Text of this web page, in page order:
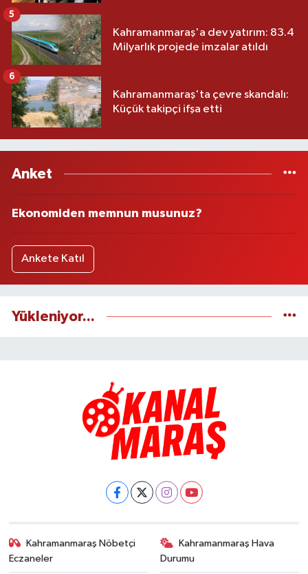
Kahramanmaraş'a dev yatırım: 83.4
Milyarlık projede imzalar atıldı
5
Kahramanmaraş'ta çevre skandalı:
Küçük takipçi ifşa etti
6
Anket
Ekonomiden memnun musunuz?
Ankete Katıl
Yükleniyor...
Kahramanmaraş Nöbetçi
Eczaneler
Kahramanmaraş Hava
Durumu